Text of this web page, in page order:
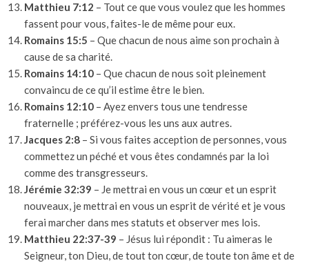
Matthieu 7:12 – Tout ce que vous voulez que les hommes
fassent pour vous, faites-le de même pour eux.
Romains 15:5 – Que chacun de nous aime son prochain à
cause de sa charité.
Romains 14:10 – Que chacun de nous soit pleinement
convaincu de ce qu’il estime être le bien.
Romains 12:10 – Ayez envers tous une tendresse
fraternelle ; préférez-vous les uns aux autres.
Jacques 2:8 – Si vous faites acception de personnes, vous
commettez un péché et vous êtes condamnés par la loi
comme des transgresseurs.
Jérémie 32:39 – Je mettrai en vous un cœur et un esprit
nouveaux, je mettrai en vous un esprit de vérité et je vous
ferai marcher dans mes statuts et observer mes lois.
Matthieu 22:37-39 – Jésus lui répondit : Tu aimeras le
Seigneur, ton Dieu, de tout ton cœur, de toute ton âme et de